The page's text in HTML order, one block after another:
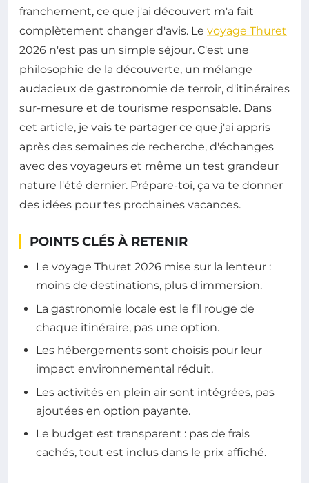
franchement, ce que j'ai découvert m'a fait
complètement changer d'avis. Le voyage Thuret
2026 n'est pas un simple séjour. C'est une
philosophie de la découverte, un mélange
audacieux de gastronomie de terroir, d'itinéraires
sur-mesure et de tourisme responsable. Dans
cet article, je vais te partager ce que j'ai appris
après des semaines de recherche, d'échanges
avec des voyageurs et même un test grandeur
nature l'été dernier. Prépare-toi, ça va te donner
des idées pour tes prochaines vacances.
POINTS CLÉS À RETENIR
Le voyage Thuret 2026 mise sur la lenteur :
moins de destinations, plus d'immersion.
La gastronomie locale est le fil rouge de
chaque itinéraire, pas une option.
Les hébergements sont choisis pour leur
impact environnemental réduit.
Les activités en plein air sont intégrées, pas
ajoutées en option payante.
Le budget est transparent : pas de frais
cachés, tout est inclus dans le prix affiché.